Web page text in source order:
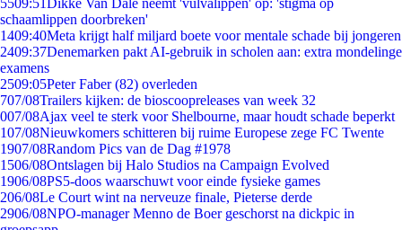
5509:51Dikke Van Dale neemt 'vulvalippen' op: 'stigma op
schaamlippen doorbreken'
1409:40Meta krijgt half miljard boete voor mentale schade bij jongeren
2409:37Denemarken pakt AI-gebruik in scholen aan: extra mondelinge
examens
2509:05Peter Faber (82) overleden
707/08Trailers kijken: de bioscoopreleases van week 32
007/08Ajax veel te sterk voor Shelbourne, maar houdt schade beperkt
107/08Nieuwkomers schitteren bij ruime Europese zege FC Twente
1907/08Random Pics van de Dag #1978
1506/08Ontslagen bij Halo Studios na Campaign Evolved
1906/08PS5-doos waarschuwt voor einde fysieke games
206/08Le Court wint na nerveuze finale, Pieterse derde
2906/08NPO-manager Menno de Boer geschorst na dickpic in